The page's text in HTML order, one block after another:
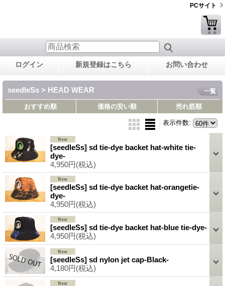
PCサイト
ログイン 新規登録はこちら お問い合わせ
seedleSs > HEAD WEAR 一覧
おすすめ順 価格の安い順 売れ筋順
表示件数:
[seedleSs] sd tie-dye backet hat-white tie-
dye-
4,950円(税込)
[seedleSs] sd tie-dye backet hat-orangetie-
dye-
4,950円(税込)
[seedleSs] sd tie-dye backet hat-blue tie-dye-
4,950円(税込)
[seedleSs] sd nylon jet cap-Black-
4,180円(税込)